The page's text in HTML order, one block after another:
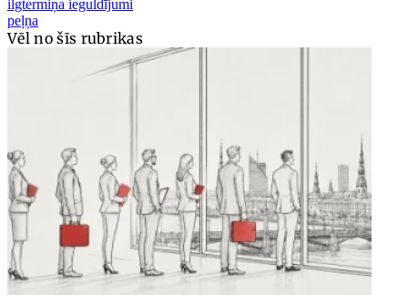
ilgtermiņa ieguldījumi
peļņa
Vēl no šīs rubrikas